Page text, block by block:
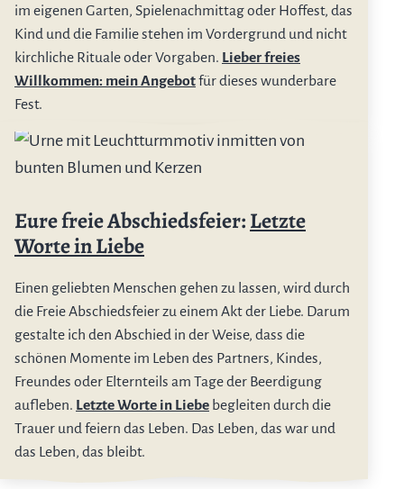
im eigenen Garten, Spielenachmittag oder Hoffest, das
Kind und die Familie stehen im Vordergrund und nicht
kirchliche Rituale oder Vorgaben. Lieber freies
Willkommen: mein Angebotfür dieses wunderbare
Fest.
Eure freie Abschiedsfeier:Letzte
Worte in Liebe
Einen geliebten Menschen gehen zu lassen, wird durch
die Freie Abschiedsfeier zu einem Akt der Liebe. Darum
gestalte ich den Abschied in der Weise, dass die
schönen Momente im Leben des Partners, Kindes,
Freundes oder Elternteils am Tage der Beerdigung
aufleben. Letzte Worte in Liebe begleiten durch die
Trauer und feiern das Leben. Das Leben, das war und
das Leben, das bleibt.